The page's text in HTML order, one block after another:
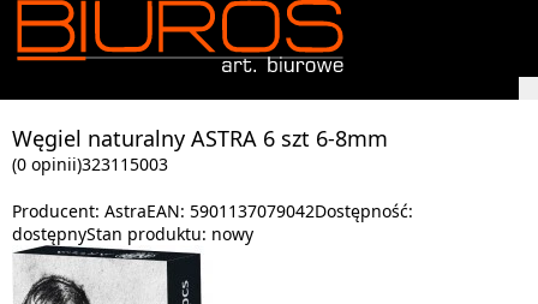
Węgiel naturalny ASTRA 6 szt 6-8mm
(0 opinii)323115003
Producent: AstraEAN: 5901137079042Dostępność:
dostępnyStan produktu: nowy